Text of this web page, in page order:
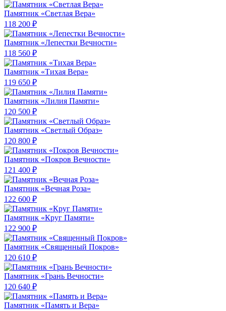
Памятник «Светлая Вера»
118 200 ₽
Памятник «Лепестки Вечности»
118 560 ₽
Памятник «Тихая Вера»
119 650 ₽
Памятник «Лилия Памяти»
120 500 ₽
Памятник «Светлый Образ»
120 800 ₽
Памятник «Покров Вечности»
121 400 ₽
Памятник «Вечная Роза»
122 600 ₽
Памятник «Круг Памяти»
122 900 ₽
Памятник «Священный Покров»
120 610 ₽
Памятник «Грань Вечности»
120 640 ₽
Памятник «Память и Вера»